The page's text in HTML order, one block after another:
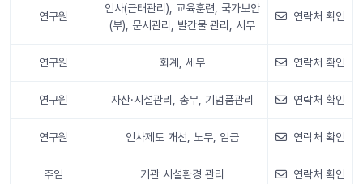
연구원
인사(근태관리), 교육훈련, 국가보안
(부), 문서관리, 발간물 관리, 서무
연락처 확인
연구원 회계, 세무 연락처 확인
연구원 자산·시설관리, 총무, 기념품관리 연락처 확인
연구원 인사제도 개선, 노무, 임금 연락처 확인
주임 기관 시설환경 관리 연락처 확인